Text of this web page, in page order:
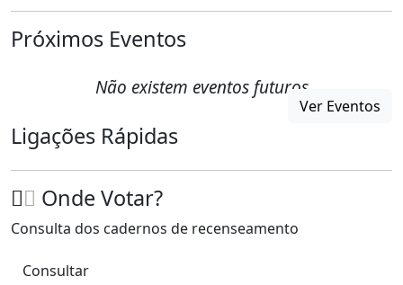
Próximos Eventos
Não existem eventos futuros
Ver Eventos
Ligações Rápidas
Onde Votar?
Consulta dos cadernos de recenseamento
Consultar